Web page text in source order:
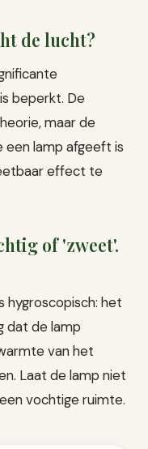
de lucht?
beperkt. De
maar de
een lamp afgeeft is
effect te
of 'zweet'.
hygroscopisch: het
dat de lamp
van het
Laat de lamp niet
vochtige ruimte.